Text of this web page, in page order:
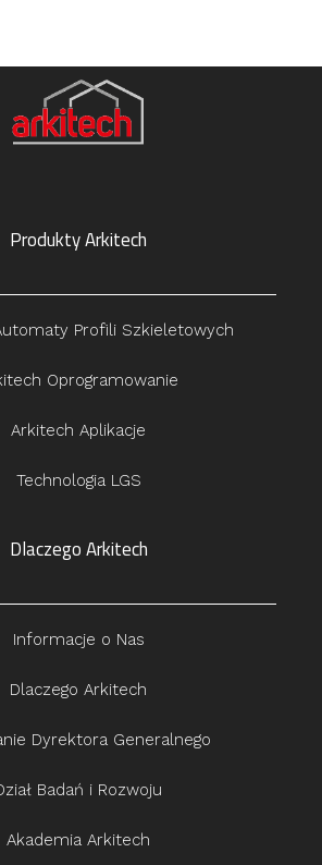
Produkty Arkitech
Profili Szkieletowych
Oprogramowanie
Arkitech Aplikacje
Technologia LGS
Dlaczego Arkitech
Informacje o Nas
Dlaczego Arkitech
Dyrektora Generalnego
Badań i Rozwoju
Akademia Arkitech